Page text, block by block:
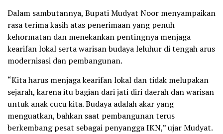
Dalam sambutannya, Bupati Mudyat Noor menyampaikan
rasa terima kasih atas penerimaan yang penuh
kehormatan dan menekankan pentingnya menjaga
kearifan lokal serta warisan budaya leluhur di tengah arus
modernisasi dan pembangunan.
“Kita harus menjaga kearifan lokal dan tidak melupakan
sejarah, karena itu bagian dari jati diri daerah dan warisan
untuk anak cucu kita. Budaya adalah akar yang
menguatkan, bahkan saat pembangunan terus
berkembang pesat sebagai penyangga IKN,” ujar Mudyat.